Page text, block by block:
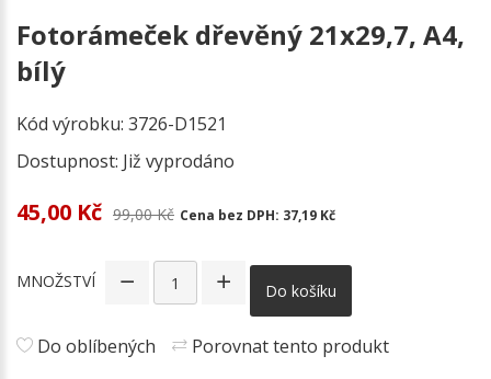
Fotorámeček dřevěný 21x29,7, A4,
bílý
Kód výrobku: 3726-D1521
Dostupnost: Již vyprodáno
45,00 Kč 99,00 Kč Cena bez DPH: 37,19 Kč
MNOŽSTVÍ Do košíku
Do oblíbených Porovnat tento produkt